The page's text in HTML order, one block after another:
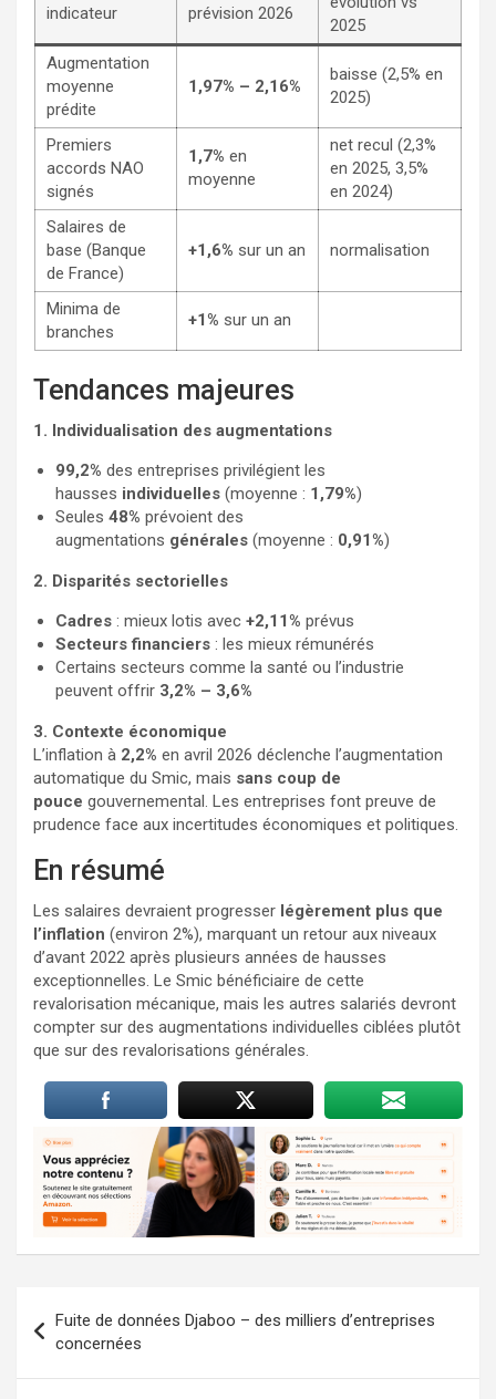
indicateur prévision 2026
2025
Augmentation
moyenne
prédite
1,97% – 2,16%
baisse (2,5% en
2025)
Premiers
accords NAO
signés
1,7% en
moyenne
net recul (2,3%
en 2025, 3,5%
en 2024)
Salaires de
base (Banque
de France)
+1,6% sur un an normalisation
Minima de
branches
+1% sur un an
Tendances majeures
1. Individualisation des augmentations
99,2% des entreprises privilégient les
hausses individuelles (moyenne : 1,79%)
Seules 48% prévoient des
augmentations générales (moyenne : 0,91%)
2. Disparités sectorielles
Cadres : mieux lotis avec +2,11% prévus
Secteurs financiers : les mieux rémunérés
Certains secteurs comme la santé ou l’industrie
peuvent offrir 3,2% – 3,6%
3. Contexte économique
L’inflation à 2,2% en avril 2026 déclenche l’augmentation
automatique du Smic, mais sans coup de
pouce gouvernemental. Les entreprises font preuve de
prudence face aux incertitudes économiques et politiques.
En résumé
Les salaires devraient progresser légèrement plus que
l’inflation (environ 2%), marquant un retour aux niveaux
d’avant 2022 après plusieurs années de hausses
exceptionnelles. Le Smic bénéficiaire de cette
revalorisation mécanique, mais les autres salariés devront
compter sur des augmentations individuelles ciblées plutôt
que sur des revalorisations générales.
de
l’article
Fuite de données Djaboo – des milliers d’entreprises
concernées